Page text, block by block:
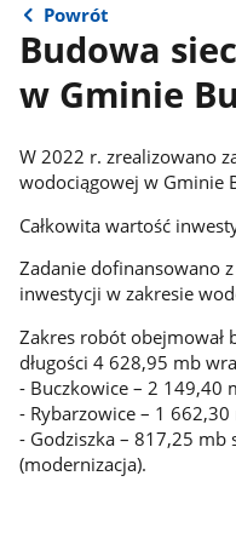
Powrót
Budowa
w Gminie
W 2022 r. zrealizowano
wodociągowej w Gminie
Całkowita wartość
Zadanie dofinansowano
inwestycji w zakresie
Zakres robót obejmował
długości 4 628,95 mb
- Buczkowice – 2 149,40
- Rybarzowice – 1 662,30
- Godziszka – 817,25 mb
(modernizacja).